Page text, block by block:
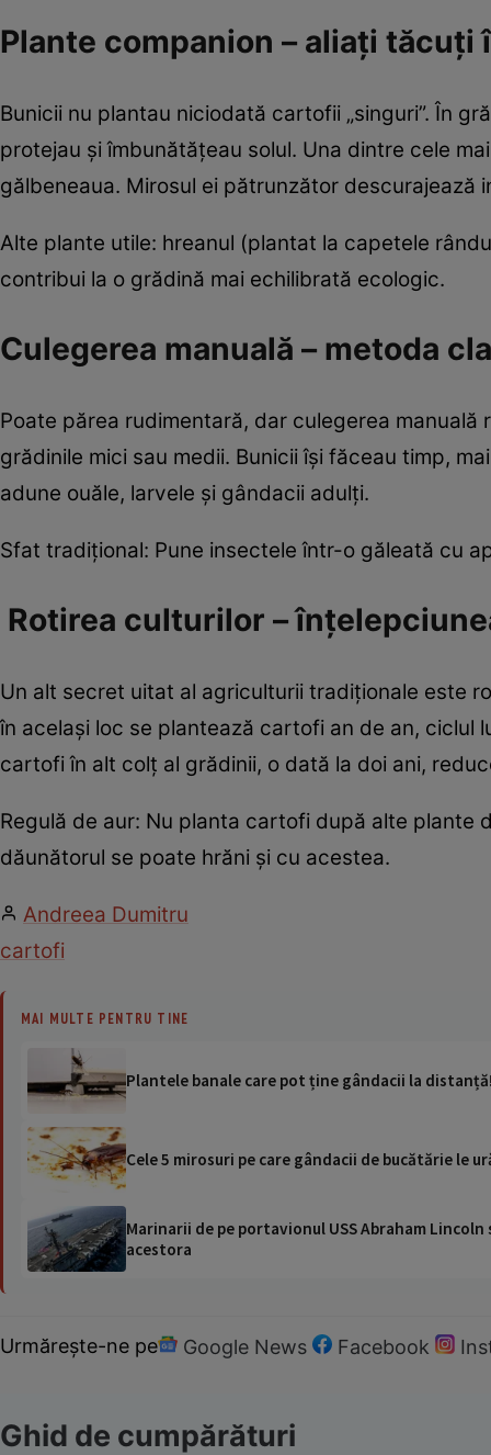
Plante companion – aliați
Bunicii nu plantau niciodată cartofii „singuri”. În
protejau și îmbunătățeau solul. Una dintre cele
gălbeneaua. Mirosul ei pătrunzător descurajează
Alte plante utile: hreanul (plantat la capetele
contribui la o grădină mai echilibrată ecologic.
Culegerea manuală – metoda
Poate părea rudimentară, dar culegerea
grădinile mici sau medii. Bunicii își făceau timp,
adune ouăle, larvele și gândacii adulți.
Sfat tradițional: Pune insectele într-o găleată cu
Rotirea culturilor –
Un alt secret uitat al agriculturii tradiționale este
în același loc se plantează cartofi an de an, ciclul
cartofi în alt colț al grădinii, o dată la doi ani,
Regulă de aur: Nu planta cartofi după alte plante
dăunătorul se poate hrăni și cu acestea.
Andreea Dumitru
cartofi
MAI MULTE PENTRU TINE
Plantele banale care pot ține gândacii la
Cele 5 mirosuri pe care gândacii de bucătărie le
Marinarii de pe portavionul USS Abraham
acestora
Urmărește-ne pe Google News Facebook
Ghid de cumpărături